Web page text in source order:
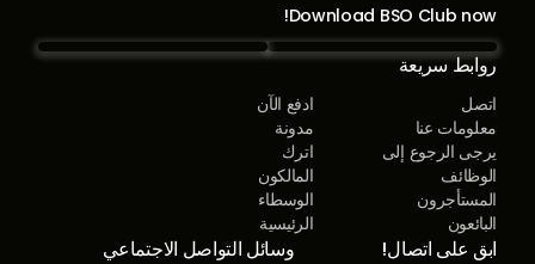
Download BSO Club now!
روابط سريعة
اتصل
ادفع الآن
معلومات عنا
مدونة
يرجى الرجوع إلى
اترك
الوظائف
المالكون
المستأجرون
الوسطاء
البائعون
الرئيسية
ابق على اتصال! وسائل التواصل الاجتماعي